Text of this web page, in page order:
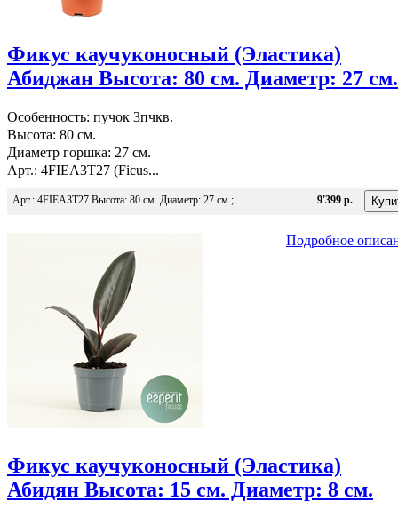
Фикус каучуконосный (Эластика)
Абиджан Высота: 80 см. Диаметр: 27 см.
Особенность: пучок 3пчкв.
Высота: 80 см.
Диаметр горшка: 27 см.
Арт.: 4FIEA3T27 (Ficus...
Арт.: 4FIEA3T27 Высота: 80 см. Диаметр: 27 см.; 9'399 р.
Подробное
Фикус каучуконосный (Эластика)
Абидян Высота: 15 см. Диаметр: 8 см.